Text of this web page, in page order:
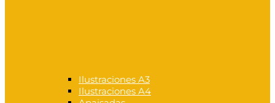
Ilustraciones A3
Ilustraciones A4